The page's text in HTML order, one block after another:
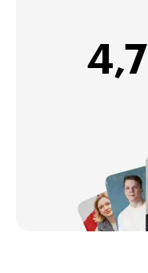
4,7